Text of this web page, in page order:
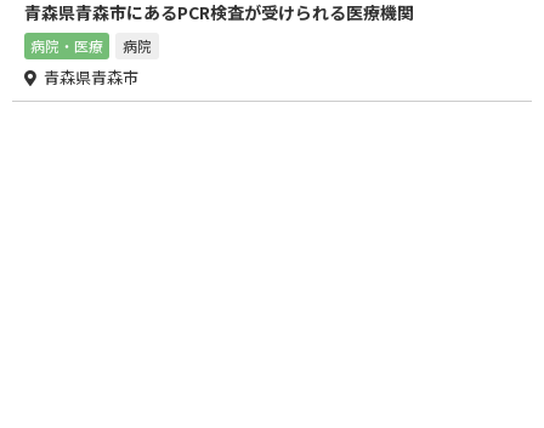
青森県青森市にあるPCR検査が受けられる医療機関
病院・医療 病院
青森県青森市